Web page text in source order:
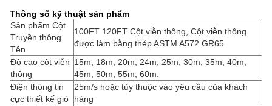
Thông số kỹ thuật sản phẩm
Sản phẩm Cột
Truyền thông
Tên
100FT 120FT Cột viễn thông, Cột viễn thông
được làm bằng thép ASTM A572 GR65
Độ cao cột viễn
thông
15m, 18m, 20m, 24m, 25m, 30m, 35m, 40m,
45m, 50m, 55m, 60m.
Điện thông tin
cực thiết kế gió
25m/s hoặc tùy thuộc vào yêu cầu của khách
hàng